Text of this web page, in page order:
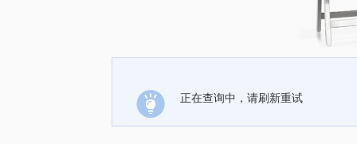
正在查询中，请刷新重试